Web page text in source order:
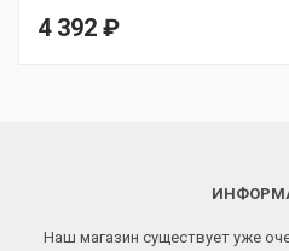
4 392 ₽
Наш магазин существует уже